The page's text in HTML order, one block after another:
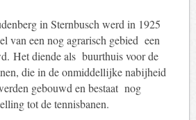
in Sternbusch werd in 1925
van een nog agrarisch gebied een
Het diende als buurthuis voor de
die in de onmiddellijke nabijheid
gebouwd en bestaat nog
tot de tennisbanen.